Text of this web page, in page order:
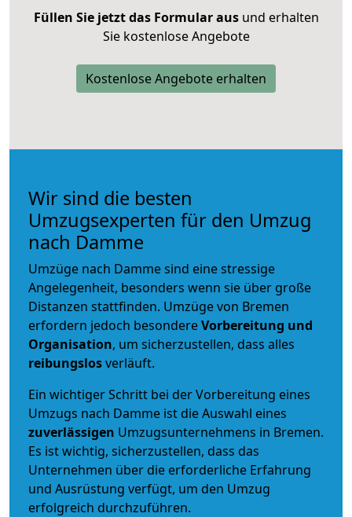
Füllen Sie jetzt das Formular ausund erhalten
Sie kostenlose Angebote
Kostenlose Angebote erhalten
Wir sind die besten
Umzugsexperten für den Umzug
nach Damme
Umzüge nach Damme sind eine stressige
Angelegenheit, besonders wenn sie über große
Distanzen stattfinden. Umzüge von Bremen
erfordern jedoch besondereVorbereitung und
Organisation, um sicherzustellen, dass alles
reibungslosverläuft.
Ein wichtiger Schritt bei der Vorbereitung eines
Umzugs nach Damme ist die Auswahl eines
zuverlässigen Umzugsunternehmens in Bremen.
Es ist wichtig, sicherzustellen, dass das
Unternehmen über die erforderliche Erfahrung
und Ausrüstung verfügt, um den Umzug
erfolgreich durchzuführen.